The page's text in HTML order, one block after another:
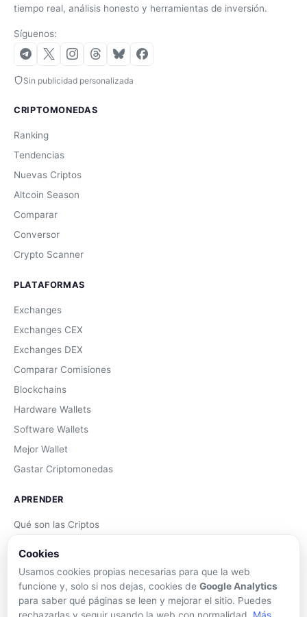
tiempo real, análisis honesto y herramientas de inversión.
Síguenos:
Sin publicidad personalizada
CRIPTOMONEDAS
Ranking
Tendencias
Nuevas Criptos
Altcoin Season
Comparar
Conversor
Crypto Scanner
PLATAFORMAS
Exchanges
Exchanges CEX
Exchanges DEX
Comparar Comisiones
Blockchains
Hardware Wallets
Software Wallets
Mejor Wallet
Gastar Criptomonedas
APRENDER
Qué son las Criptos
DeFi
Trading
Cookies
Usamos cookies propias necesarias para que la web
funcione y, solo si nos dejas, cookies de Google Analytics
para saber qué páginas se leen y mejorar el sitio. Puedes